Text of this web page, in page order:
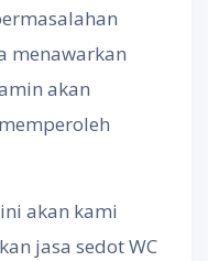
menawarkan
akan
akan kami
jasa sedot WC